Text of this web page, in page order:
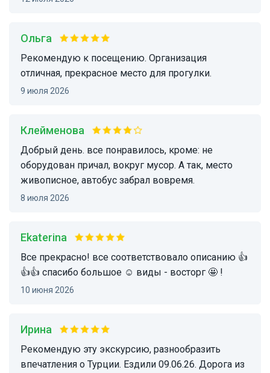
ольга
Рекомендую к посещению. Организация
отличная, прекрасное место для прогулки.
9 июля 2026
Клейменова
Добрый день. все понравилось, кроме: не
оборудован причал, вокруг мусор. А так, место
живописное, автобус забрал вовремя.
8 июля 2026
Ekaterina
все прекрасно! все соответствовало описанию 👍
👍👍 спасибо большое ☺️ виды - восторг 🤩 !
10 июня 2026
Ирина
Рекомендую эту экскурсию, разнообразить
впечатления о Турции. Ездили 09.06.26. Дорога из